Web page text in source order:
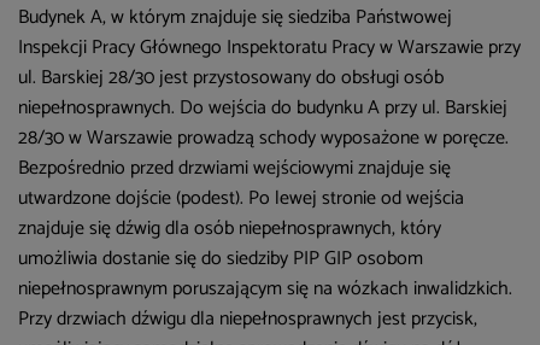
Budynek A, w którym znajduje się siedziba Państwowej
Inspekcji Pracy Głównego Inspektoratu Pracy w Warszawie przy
ul. Barskiej 28/30 jest przystosowany do obsługi osób
niepełnosprawnych. Do wejścia do budynku A przy ul. Barskiej
28/30 w Warszawie prowadzą schody wyposażone w poręcze.
Bezpośrednio przed drzwiami wejściowymi znajduje się
utwardzone dojście (podest). Po lewej stronie od wejścia
znajduje się dźwig dla osób niepełnosprawnych, który
umożliwia dostanie się do siedziby PIP GIP osobom
niepełnosprawnym poruszającym się na wózkach inwalidzkich.
Przy drzwiach dźwigu dla niepełnosprawnych jest przycisk,